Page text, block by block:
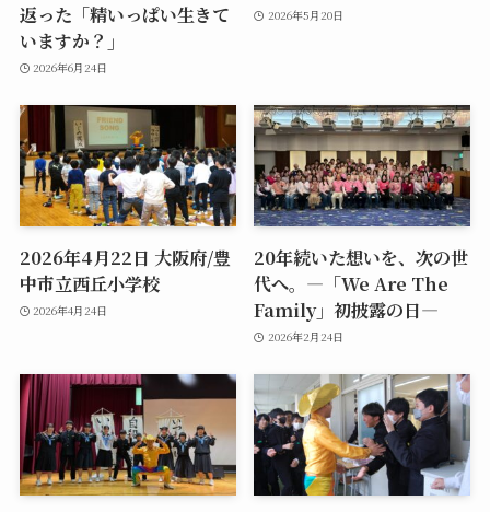
返った「精いっぱい生きて
いますか？」
2026年6月24日
2026年5月20日
2026年4月22日 大阪府/豊
中市立西丘小学校
2026年4月24日
20年続いた想いを、次の世
代へ。―「We Are The
Family」初披露の日―
2026年2月24日